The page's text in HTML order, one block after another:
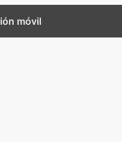
móvil